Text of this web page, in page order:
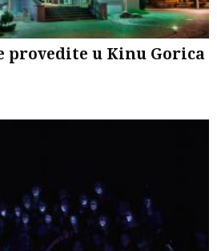
provedite u Kinu Gorica